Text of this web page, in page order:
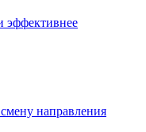
эффективнее
направления